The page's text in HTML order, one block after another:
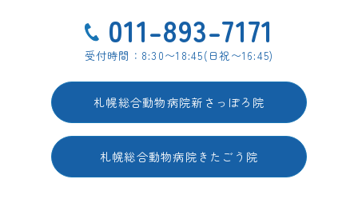
011-893-7171
受付時間：8:30〜18:45(日祝〜16:45)
札幌総合動物病院新さっぽろ院
札幌総合動物病院きたごう院